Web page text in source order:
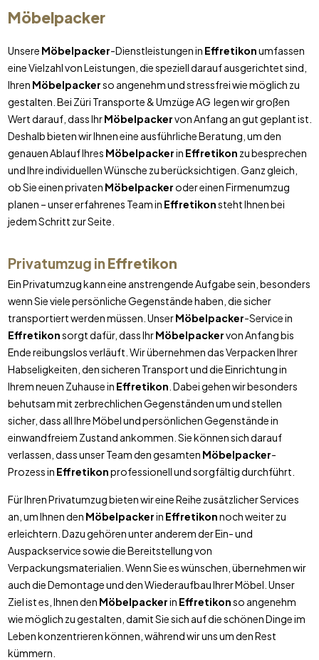
Möbelpacker
Unsere Möbelpacker-Dienstleistungen in Effretikonumfassen
eine Vielzahl von Leistungen, die speziell darauf ausgerichtet sind,
Ihren Möbelpackerso angenehm und stressfrei wie möglich zu
gestalten. Bei Züri Transporte & Umzüge AG legen wir großen
Wert darauf, dass IhrMöbelpackervon Anfang an gut geplant ist.
Deshalb bieten wir Ihnen eine ausführliche Beratung, um den
genauen Ablauf Ihres Möbelpackerin Effretikon zu besprechen
und Ihre individuellen Wünsche zu berücksichtigen. Ganz gleich,
ob Sie einen privaten Möbelpackeroder einen Firmenumzug
planen – unser erfahrenes Team in Effretikonsteht Ihnen bei
jedem Schritt zur Seite.
Privatumzug in Effretikon
Ein Privatumzug kann eine anstrengende Aufgabe sein, besonders
wenn Sie viele persönliche Gegenstände haben, die sicher
transportiert werden müssen. UnserMöbelpacker-Service in
Effretikonsorgt dafür, dass IhrMöbelpackervon Anfang bis
Ende reibungslos verläuft. Wir übernehmen das Verpacken Ihrer
Habseligkeiten, den sicheren Transport und die Einrichtung in
Ihrem neuen Zuhause in Effretikon . Dabei gehen wir besonders
behutsam mit zerbrechlichen Gegenständen um und stellen
sicher, dass all Ihre Möbel und persönlichen Gegenstände in
einwandfreiem Zustand ankommen. Sie können sich darauf
verlassen, dass unser Team den gesamten Möbelpacker-
Prozess in Effretikonprofessionell und sorgfältig durchführt.
Für Ihren Privatumzug bieten wir eine Reihe zusätzlicher Services
an, um Ihnen den Möbelpackerin Effretikonnoch weiter zu
erleichtern. Dazu gehören unter anderem der Ein- und
Auspackservice sowie die Bereitstellung von
Verpackungsmaterialien. Wenn Sie es wünschen, übernehmen wir
auch die Demontage und den Wiederaufbau Ihrer Möbel. Unser
Ziel ist es, Ihnen den Möbelpackerin Effretikonso angenehm
wie möglich zu gestalten, damit Sie sich auf die schönen Dinge im
Leben konzentrieren können, während wir uns um den Rest
kümmern.